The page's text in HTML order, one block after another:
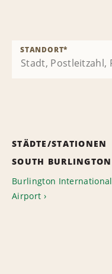
STANDORT*
STÄDTE/STATIONEN
SOUTH BURLINGTON
Burlington International
Airport